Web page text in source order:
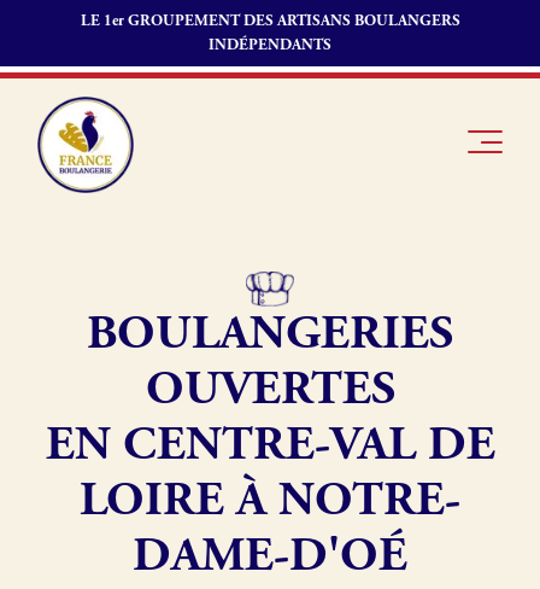
LE 1er GROUPEMENT DES ARTISANS BOULANGERS
INDÉPENDANTS
Je suis
Je découvre
Boulangerie
Pourquoi
adhérer à
France
Boulangerie
Offres
Fonds de
Actualités
Je suis
BOULANGERIES
OUVERTES
EN CENTRE-VAL DE
LOIRE À NOTRE-
DAME-D'OÉ